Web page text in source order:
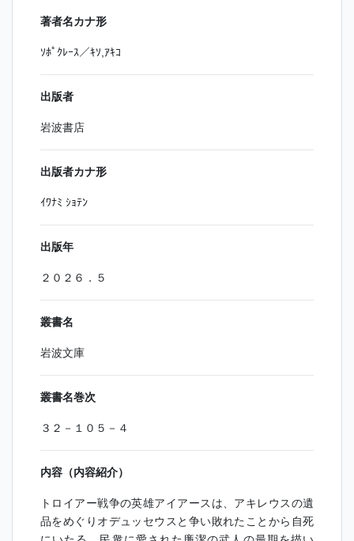
著者名カナ形
ｿﾎﾟｸﾚｰｽ／ｷｿ,ｱｷｺ
出版者
岩波書店
出版者カナ形
ｲﾜﾅﾐ ｼｮﾃﾝ
出版年
２０２６．５
叢書名
岩波文庫
叢書名巻次
３２－１０５－４
内容（内容紹介）
トロイアー戦争の英雄アイアースは、アキレウスの遺
品をめぐりオデュッセウスと争い敗れたことから自死